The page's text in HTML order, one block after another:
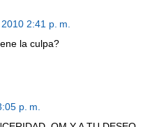
2:41 p. m.
la culpa?
p. m.